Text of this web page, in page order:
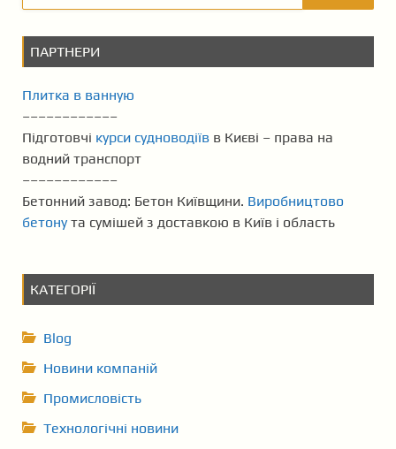
ПАРТНЕРИ
Плитка в ванную
––––––––––––
Підготовчі курси судноводіїв в Києві – права на
водний транспорт
––––––––––––
Бетонний завод: Бетон Київщини. Виробництово
бетону та сумішей з доставкою в Київ і область
КАТЕГОРІЇ
Blog
Новини компаній
Промисловість
Технологічні новини